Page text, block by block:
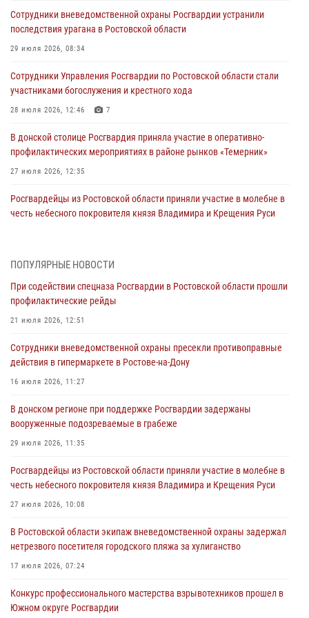
Сотрудники вневедомственной охраны Росгвардии устранили
последствия урагана в Ростовской области
29 июля 2026, 08:34
Сотрудники Управления Росгвардии по Ростовской области стали
участниками богослужения и крестного хода
28 июля 2026, 12:46 7
В донской столице Росгвардия приняла участие в оперативно-
профилактических мероприятиях в районе рынков «Темерник»
27 июля 2026, 12:35
Росгвардейцы из Ростовской области приняли участие в молебне в
честь небесного покровителя князя Владимира и Крещения Руси
При содействии спецназа Росгвардии в Ростовской области прошли
21 июля 2026, 12:51
В Ростовской области экипаж вневедомственной охраны задержал
17 июля 2026, 07:24
Сотрудники вневедомственной охраны пресекли противоправные
16 июля 2026, 11:27
Конкурс профессионального мастерства взрывотехников прошел в
15 июля 2026, 06:39
ПОПУЛЯРНЫЕ НОВОСТИ
При содействии спецназа Росгвардии в Ростовской области прошли
профилактические рейды
21 июля 2026, 12:51
Сотрудники вневедомственной охраны пресекли противоправные
действия в гипермаркете в Ростове-на-Дону
16 июля 2026, 11:27
В донском регионе при поддержке Росгвардии задержаны
вооруженные подозреваемые в грабеже
29 июля 2026, 11:35
Росгвардейцы из Ростовской области приняли участие в молебне в
честь небесного покровителя князя Владимира и Крещения Руси
27 июля 2026, 10:08
В Ростовской области экипаж вневедомственной охраны задержал
нетрезвого посетителя городского пляжа за хулиганство
17 июля 2026, 07:24
Конкурс профессионального мастерства взрывотехников прошел в
Южном округе Росгвардии